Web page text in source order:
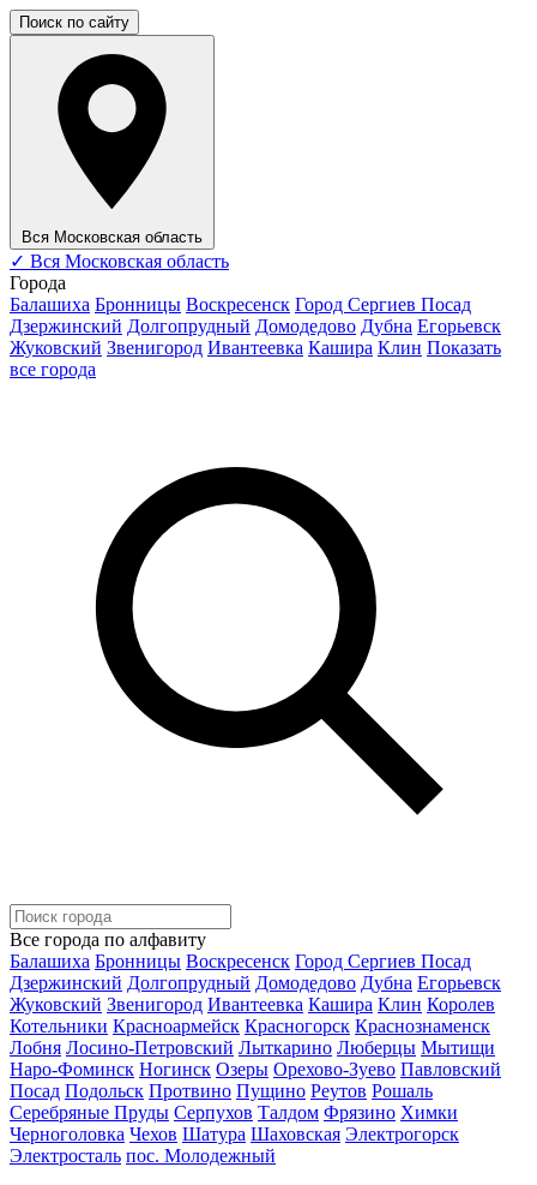
Поиск по сайту
Вся Московская область
✓ Вся Московская область
Города
Балашиха Бронницы Воскресенск Город Сергиев Посад
Дзержинский Долгопрудный Домодедово Дубна Егорьевск
Жуковский Звенигород Ивантеевка Кашира Клин Показать
все города
Все города по алфавиту
Балашиха Бронницы Воскресенск Город Сергиев Посад
Дзержинский Долгопрудный Домодедово Дубна Егорьевск
Жуковский Звенигород Ивантеевка Кашира Клин Королев
Котельники Красноармейск Красногорск Краснознаменск
Лобня Лосино-Петровский Лыткарино Люберцы Мытищи
Наро-Фоминск Ногинск Озеры Орехово-Зуево Павловский
Посад Подольск Протвино Пущино Реутов Рошаль
Серебряные Пруды Серпухов Талдом Фрязино Химки
Черноголовка Чехов Шатура Шаховская Электрогорск
Электросталь пос. Молодежный